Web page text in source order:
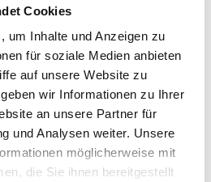
Cookies
um Inhalte und Anzeigen zu
für soziale Medien anbieten
auf unsere Website zu
wir Informationen zu Ihrer
an unsere Partner für
und Analysen weiter. Unsere
möglicherweise mit
die Sie ihnen bereitgestellt